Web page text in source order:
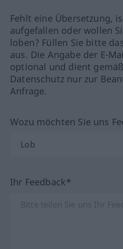
Fehlt eine Übersetzung,
aufgefallen oder wollen
loben? Füllen Sie bitte
aus. Die Angabe der E-
optional und dient
Datenschutz nur zur
Anfrage.
Wozu möchten Sie uns
Ihr Feedback*